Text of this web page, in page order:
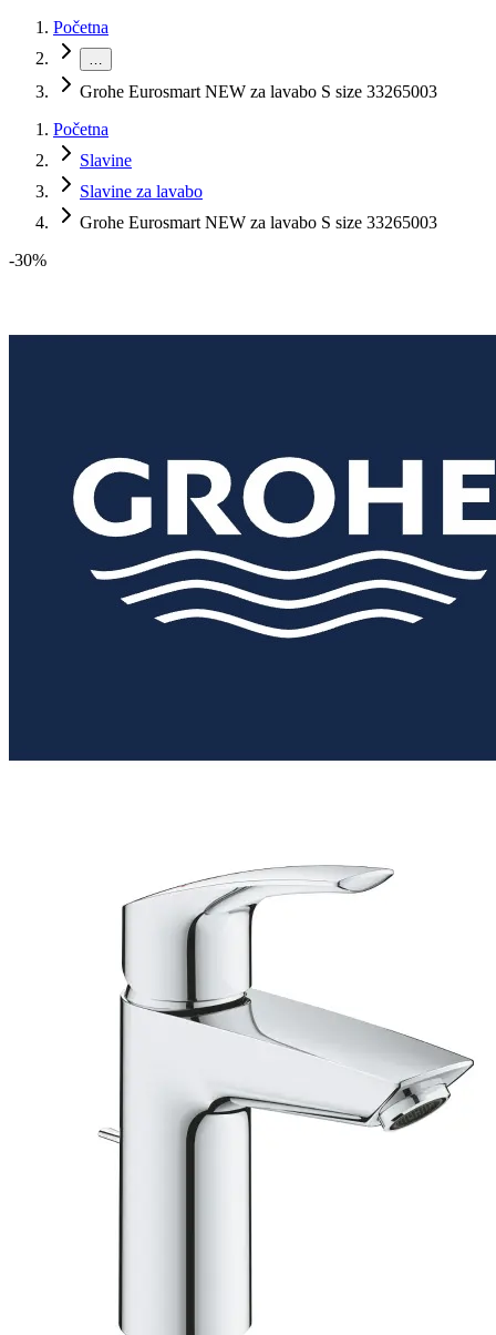
Početna
…
Grohe Eurosmart NEW za lavabo S size 33265003
Početna
Slavine
Slavine za lavabo
Grohe Eurosmart NEW za lavabo S size 33265003
-30%